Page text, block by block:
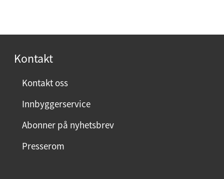
Kontakt
Kontakt oss
Innbyggerservice
Abonner på nyhetsbrev
Presserom